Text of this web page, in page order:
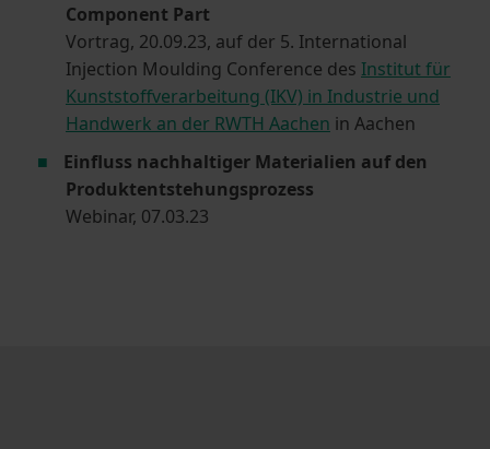
Component Part
Vortrag, 20.09.23, auf der 5. International
Injection Moulding Conference des Institut für
Kunststoffverarbeitung (IKV) in Industrie und
Handwerk an der RWTH Aachen in Aachen
Einfluss nachhaltiger Materialien auf den
Produktentstehungsprozess
Webinar, 07.03.23